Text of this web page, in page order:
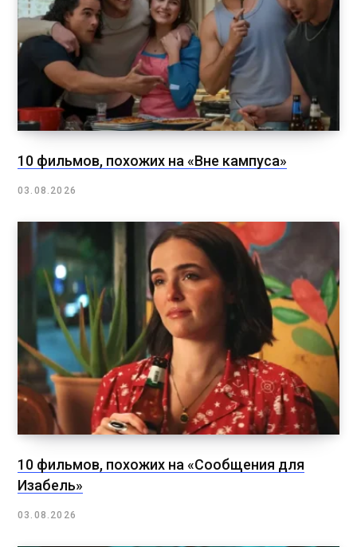
10 фильмов, похожих на «Вне кампуса»
03.08.2026
10 фильмов, похожих на «Сообщения для
Изабель»
03.08.2026